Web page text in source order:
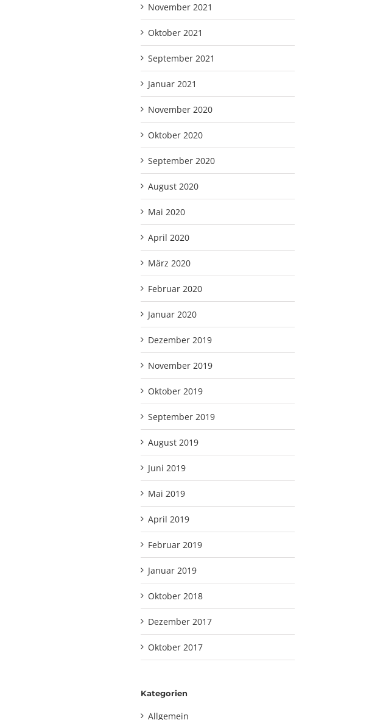
November 2021
Oktober 2021
September 2021
Januar 2021
November 2020
Oktober 2020
September 2020
August 2020
Mai 2020
April 2020
März 2020
Februar 2020
Januar 2020
Dezember 2019
November 2019
Oktober 2019
September 2019
August 2019
Juni 2019
Mai 2019
April 2019
Februar 2019
Januar 2019
Oktober 2018
Dezember 2017
Oktober 2017
Kategorien
Allgemein